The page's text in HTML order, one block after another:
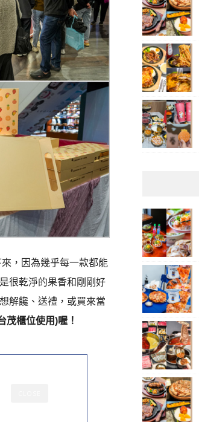
，因為幾乎每一款都能
很乾淨的果香和剛剛好
解饞、送禮，或買來當
茂櫃位使用)喔！